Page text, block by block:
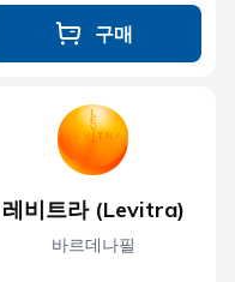
구매
레비트라 (Levitra)
바르데나필